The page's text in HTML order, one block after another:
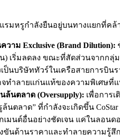
รมหรูกำลังยืนอยู่บนทางแยกที่ค
วาม Exclusive (Brand Dilution):
น) เริ่มลดลง ขณะที่สัดส่วนจากกลุ่
เป็นบริษัททัวร์ในเครือสายการบิ
จทำลายแก่นแท้ของความพิเศษที่
ล้นตลาด (Oversupply): เพื่อการ
ล้นตลาด” ที่กำลังจะเกิดขึ้น
เมนต์อื่นอย่างชัดเจน แค่ในลอนดอ
ขันด้านราคาและทำลายความรู้สึ